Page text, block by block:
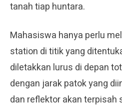
tanah tiap huntara.
Mahasiswa hanya perlu
station di titik yang
diletakkan lurus di depan
dengan jarak patok yang
dan reflektor akan terpisah